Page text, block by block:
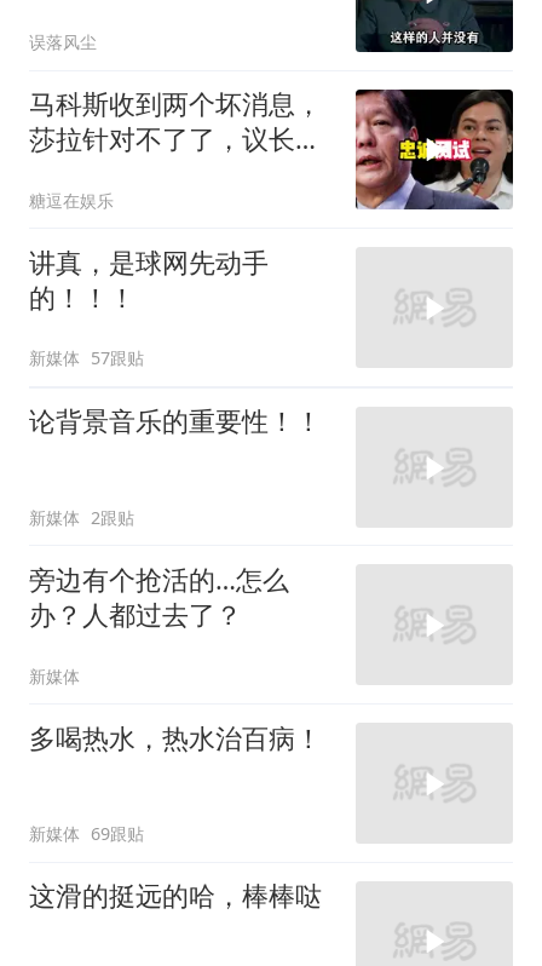
误落风尘
马科斯收到两个坏消息，
莎拉针对不了了，议长反
糖逗在娱乐
讲真，是球网先动手
的！！！
新媒体 57跟贴
论背景音乐的重要性！！
新媒体 2跟贴
旁边有个抢活的…怎么
办？人都过去了？
新媒体
多喝热水，热水治百病！
新媒体 69跟贴
这滑的挺远的哈，棒棒哒